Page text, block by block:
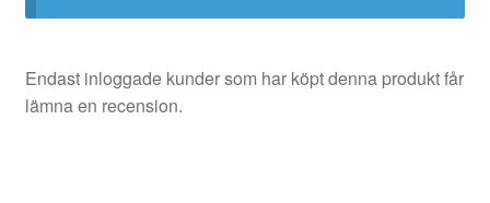
Endast inloggade kunder som har köpt denna produkt får
lämna en recension.